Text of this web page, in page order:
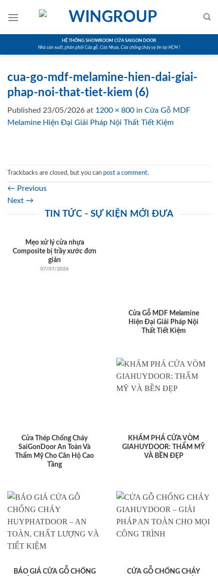
HỆ THỐNG SHOWROOM CỬA SAIGON DOOR
Nhà sản xuất, phân phối Cửa gỗ, Cửa Nhựa, Cửa chống cháy uy tín tại HCM !
cua-go-mdf-melamine-hien-dai-giai-
phap-noi-that-tiet-kiem (6)
Published 23/05/2026 at 1200 × 800 in Cửa Gỗ MDF
Melamine Hiện Đại Giải Pháp Nội Thất Tiết Kiệm
Trackbacks are closed, but you can post a comment.
← Previous
Next →
TIN TỨC - SỰ KIỆN MỚI ĐƯA
Mẹo xử lý cửa nhựa
Composite bị trầy xước đơn
giản
07/07/2026
Cửa Gỗ MDF Melamine
Hiện Đại Giải Pháp Nội
Thất Tiết Kiệm
Cửa Thép Chống Cháy
SaiGonDoor An Toàn Và
Thẩm Mỹ Cho Căn Hộ Cao
Tầng
KHÁM PHÁ CỬA VÒM
GIAHUYDOOR: THẨM MỸ
VÀ BỀN ĐẸP
BÁO GIÁ CỬA GỖ CHỐNG
CỬA GỖ CHỐNG CHÁY